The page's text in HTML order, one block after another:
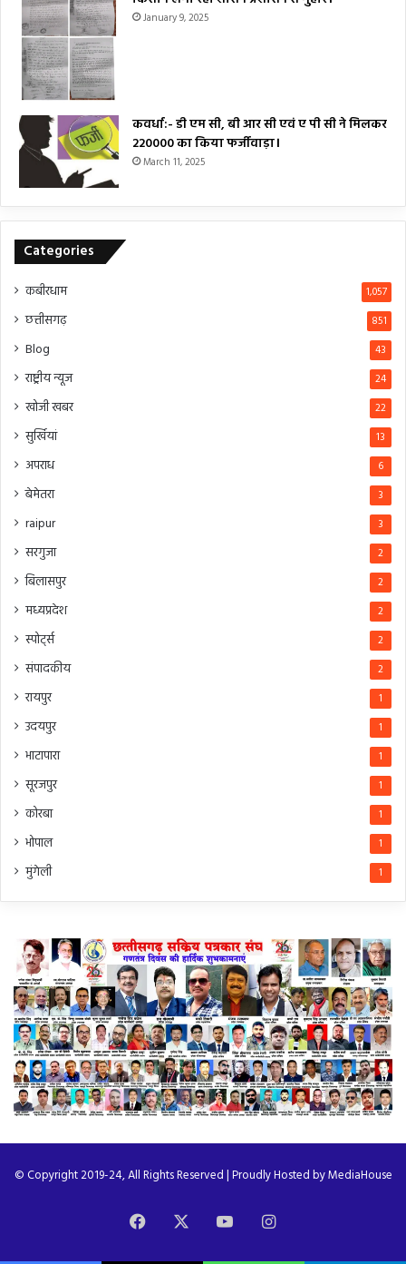
January 9, 2025
कवर्धा:- डी एम सी, बी आर सी एवं ए पी सी ने मिलकर
₹220000 का किया फर्जीवाड़ा।
March 11, 2025
Categories
कबीरधाम 1,057
छत्तीसगढ़ 851
Blog 43
राष्ट्रीय न्यूज 24
खोजी खबर 22
सुर्खियां 13
अपराध 6
बेमेतरा 3
raipur 3
सरगुजा 2
बिलासपुर 2
मध्यप्रदेश 2
स्पोर्ट्स 2
संपादकीय 2
रायपुर 1
उदयपुर 1
भाटापारा 1
सूरजपुर 1
कोरबा 1
भोपाल 1
मुंगेली 1
© Copyright 2019-24, All Rights Reserved | Proudly Hosted byMediaHouse
Facebook YouTubeInstagram